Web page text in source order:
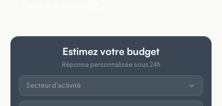
Estimez votre budget
Réponse personnalisée sous 24h
Secteur d'activité